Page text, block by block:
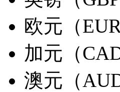
欧元（EUR
加元（CAD
澳元（AUD